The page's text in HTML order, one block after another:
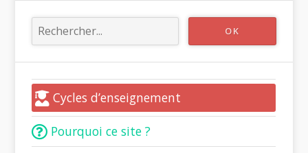
Cycles d’enseignement
Pourquoi ce site ?